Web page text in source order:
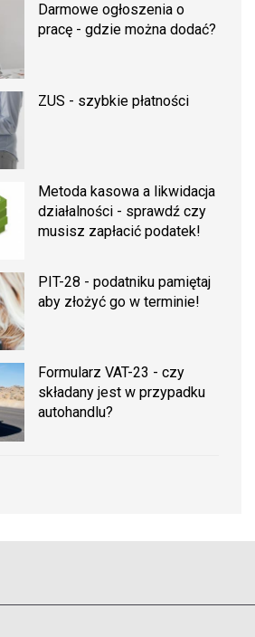
Darmowe ogłoszenia o
pracę - gdzie można dodać?
ZUS - szybkie płatności
Metoda kasowa a likwidacja
działalności - sprawdź czy
musisz zapłacić podatek!
PIT-28 - podatniku pamiętaj
aby złożyć go w terminie!
Formularz VAT-23 - czy
składany jest w przypadku
autohandlu?